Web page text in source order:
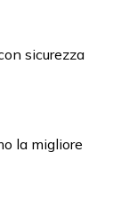
sicurezza
la migliore